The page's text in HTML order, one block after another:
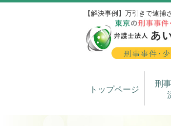
【解決事例】万引きで逮捕
トップページ
刑